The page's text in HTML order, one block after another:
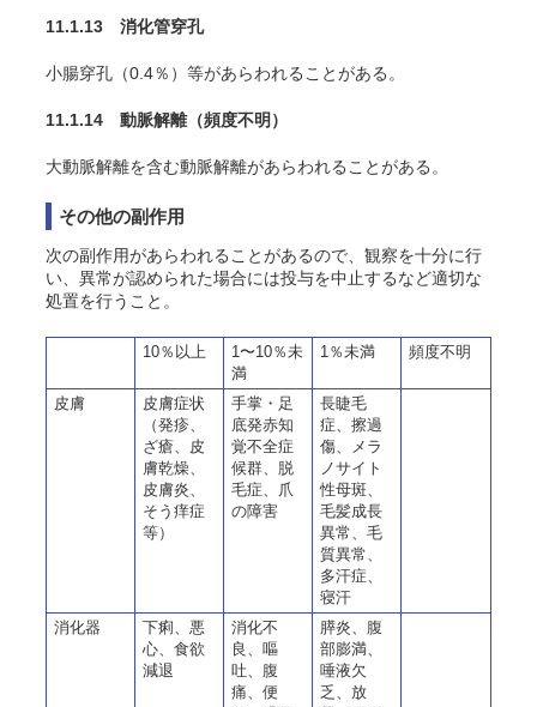
11.1.13 消化管穿孔
小腸穿孔（0.4％）等があらわれることがある。
11.1.14 動脈解離（頻度不明）
大動脈解離を含む動脈解離があらわれることがある。
その他の副作用
次の副作用があらわれることがあるので、観察を十分に行
い、異常が認められた場合には投与を中止するなど適切な
処置を行うこと。
10％以上
1〜10％未
満
1％未満 頻度不明
皮膚
皮膚症状
（発疹、
ざ瘡、皮
膚乾燥、
皮膚炎、
そう痒症
等）
手掌・足
底発赤知
覚不全症
候群、脱
毛症、爪
の障害
長睫毛
症、擦過
傷、メラ
ノサイト
性母斑、
毛髪成長
異常、毛
質異常、
多汗症、
寝汗
消化器
下痢、悪
心、食欲
減退
消化不
良、嘔
吐、腹
痛、便
膵炎、腹
部膨満、
唾液欠
乏、放